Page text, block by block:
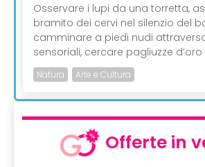
Osservare i lupi da una torretta,
bramito dei cervi nel silenzio del
camminare a piedi nudi
sensoriali, cercare pagliuzze d’oro
Natura Arte e Cultura
Offerte in